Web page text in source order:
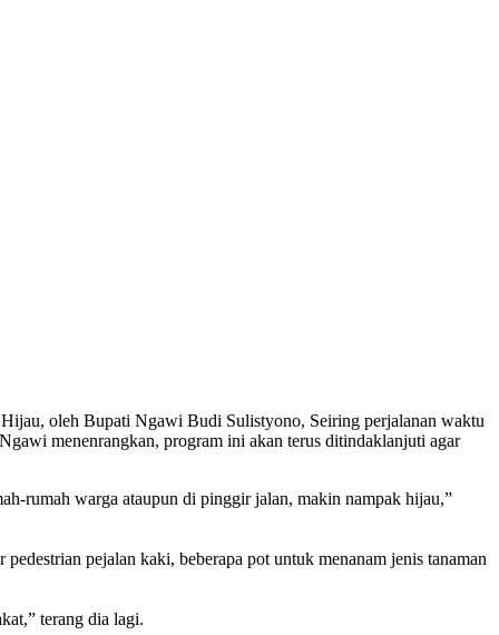
oleh Bupati Ngawi Budi Sulistyono, Seiring perjalanan waktu
menenrangkan, program ini akan terus ditindaklanjuti agar
rumah warga ataupun di pinggir jalan, makin nampak hijau,”
pejalan kaki, beberapa pot untuk menanam jenis tanaman
terang dia lagi.